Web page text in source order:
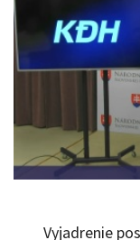
Vyjadrenie